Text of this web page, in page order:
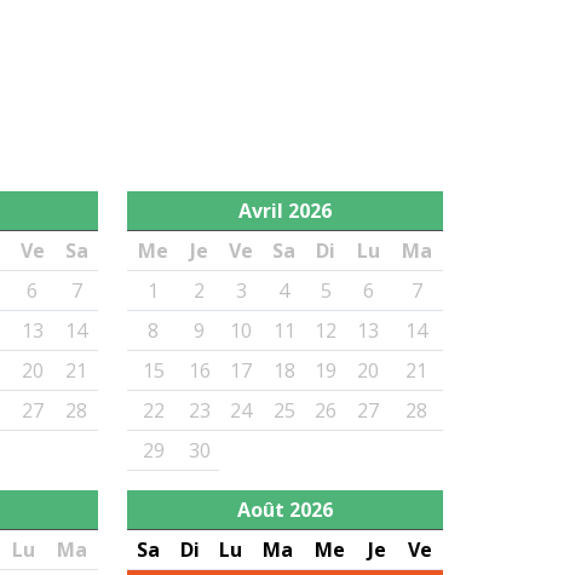
Ve
Sa
6
7
13
14
20
21
27
28
Avril 2026
Me
Je Ve Sa Di Lu
Ma
1
2 3 4 5 6
7
8
9 10 11 12 13
14
15
16 17 18 19 20
21
22
23 24 25 26 27
28
29
30
Lu
Ma
Août 2026
Sa
Di Lu Ma Me Je
Ve